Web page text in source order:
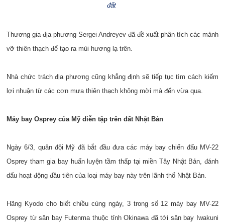
đất
Thương gia địa phương Sergei Andreyev đã đề xuất phân tích các mảnh
vỡ thiên thạch để tạo ra mùi hương lạ trên.
Nhà chức trách địa phương cũng khẳng định sẽ tiếp tục tìm cách kiếm
lợi nhuận từ các cơn mưa thiên thạch không mời mà đến vừa qua.
Máy bay Osprey của Mỹ diễn tập trên đất Nhật Bản
Ngày 6/3, quân đội Mỹ đã bắt đầu đưa các máy bay chiến đấu MV-22
Osprey tham gia bay huấn luyện tầm thấp tại miền Tây Nhật Bản, đánh
dấu hoạt động đầu tiên của loại máy bay này trên lãnh thổ Nhật Bản.
Hãng Kyodo cho biết chiều cùng ngày, 3 trong số 12 máy bay MV-22
Osprey từ sân bay Futenma thuộc tỉnh Okinawa đã tới sân bay Iwakuni